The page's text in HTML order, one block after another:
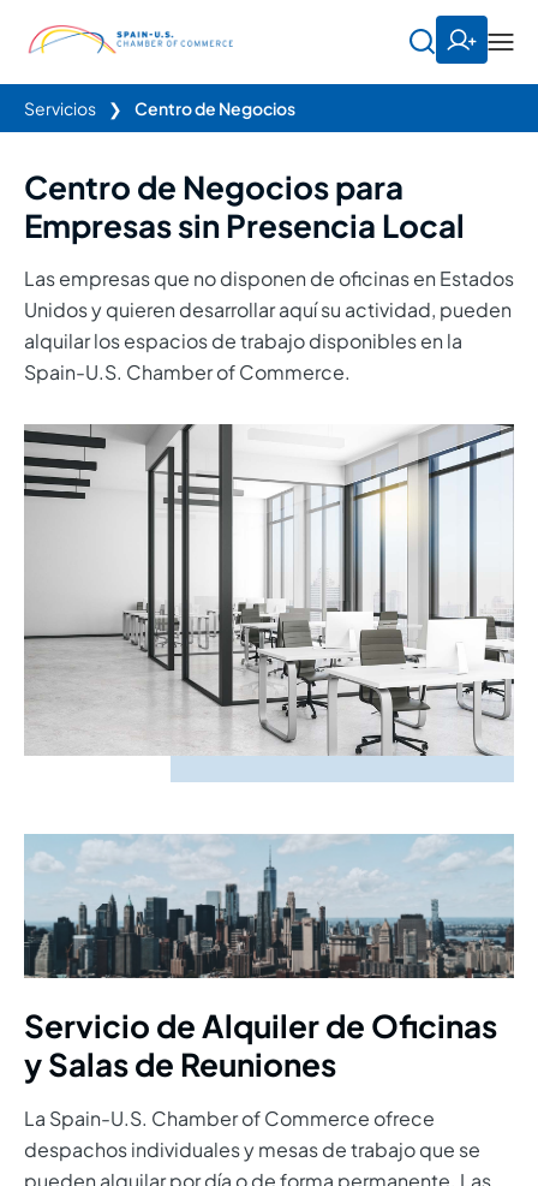
Servicios ❯ Centro de Negocios
Centro de Negocios para
Empresassin Presencia Local
Las empresas que no disponen de oficinas en Estados
Unidos y quieren desarrollar aquí su actividad, pueden
alquilar los espacios de trabajo disponibles en la
Spain-U.S. Chamber of Commerce.
Servicio de Alquiler de Oficinas
y Salas de Reuniones
La Spain-U.S. Chamber of Commerce ofrece
despachos individuales y mesas de trabajo que se